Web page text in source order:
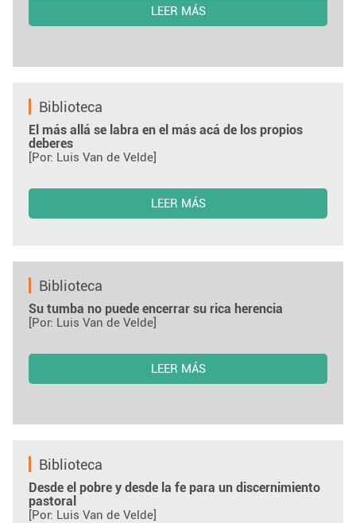
LEER MÁS
Biblioteca
El más allá se labra en el más acá de los propios
deberes
[Por: Luis Van de Velde]
LEER MÁS
Biblioteca
Su tumba no puede encerrar su rica herencia
[Por: Luis Van de Velde]
LEER MÁS
Biblioteca
Desde el pobre y desde la fe para un discernimiento
pastoral
[Por: Luis Van de Velde]